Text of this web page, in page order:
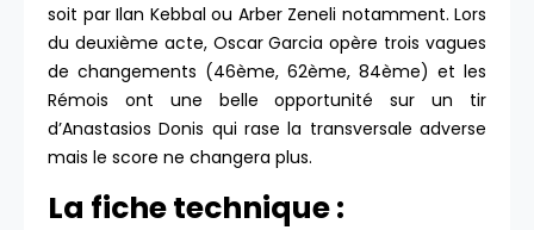
soit par Ilan Kebbal ou Arber Zeneli notamment. Lors
du deuxième acte, Oscar Garcia opère trois vagues
de changements (46ème, 62ème, 84ème) et les
Rémois ont une belle opportunité sur un tir
d’Anastasios Donis qui rase la transversale adverse
mais le score ne changera plus.
La fiche technique :